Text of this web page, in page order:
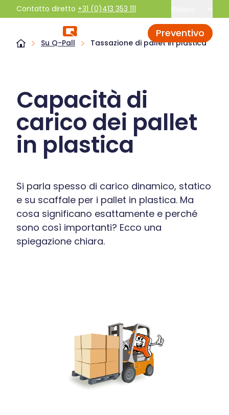
Contatto diretto +31 (0)413 353 111
Preventivo
Su Q-Pall Tassazione di pallet in plastica
Capacità di
carico dei pallet
in plastica
Si parla spesso di carico dinamico, statico
e su scaffale per i pallet in plastica. Ma
cosa significano esattamente e perché
sono così importanti? Ecco una
spiegazione chiara.